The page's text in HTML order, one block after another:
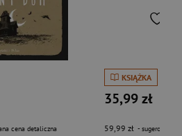
cena detaliczna
KSIĄŻKA
35,99 zł
59,99 zł - sugerowana